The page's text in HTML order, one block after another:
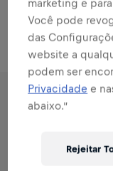
das informações
Áreas
marketing e
Você pode
das
website a
podem ser
Privacidade e
abaixo.”
Rejeitar